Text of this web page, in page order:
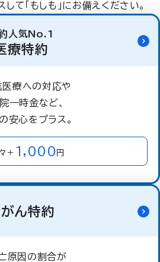
して「もしも」にお備えください。
人気No.1
療特約
医療への対応や
一時金など、
安心をプラス。
＋ 1,000 円
ん特約
原因の割合が